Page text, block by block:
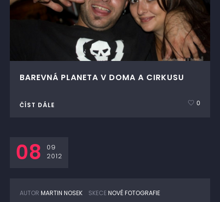
BAREVNÁ PLANETA V DOMA A CIRKUSU
ČÍST DÁLE 0
08
09
2012
AUTOR MARTIN NOSEK SKECENOVÉ FOTOGRAFIE